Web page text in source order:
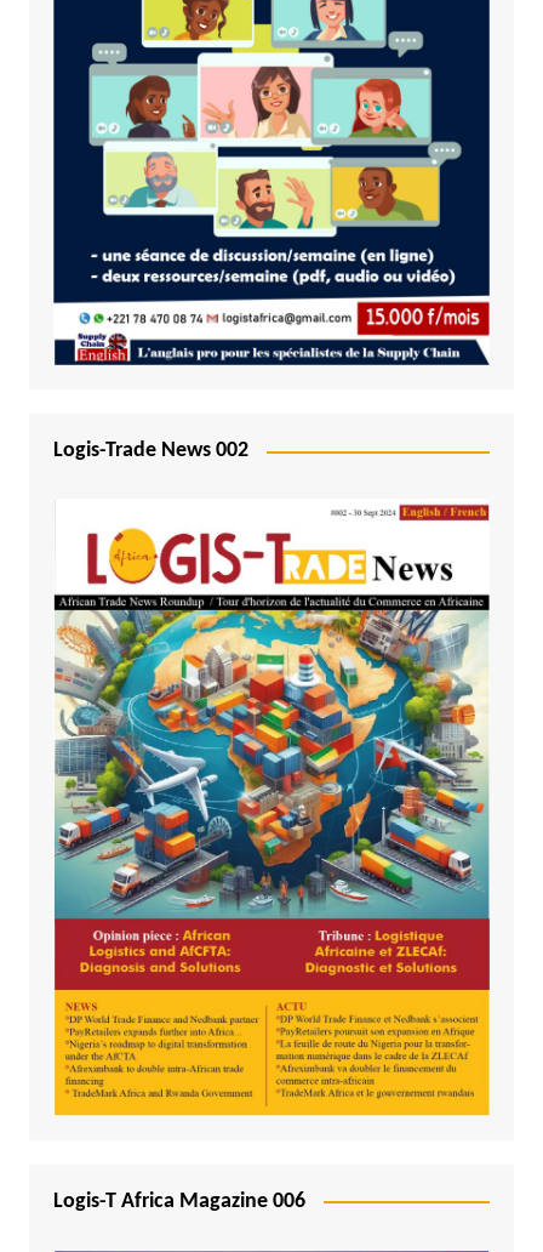
Logis-Trade News 002
Logis-T Africa Magazine 006